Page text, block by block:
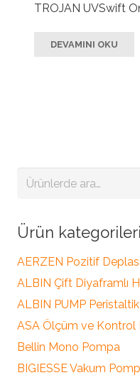
TROJAN UVSwift
DEVAMINI OKU
Ara:
Ürün kategorileri
AERZEN Pozitif
ALBIN Çift Diyaframlı
ALBIN PUMP
ASA Ölçüm ve Kontrol
Bellin Mono Pompa
BIGIESSE Vakum